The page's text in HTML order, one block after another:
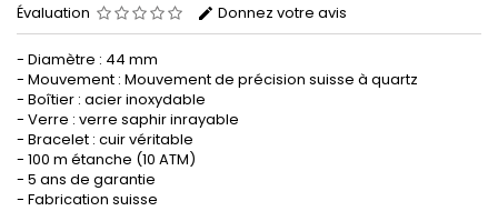
Évaluation Donnez votre avis
- Diamètre : 44 mm
- Mouvement : Mouvement de précision suisse à quartz
- Boîtier : acier inoxydable
- Verre : verre saphir inrayable
- Bracelet : cuir véritable
- 100 m étanche (10 ATM)
- 5 ans de garantie
- Fabrication suisse